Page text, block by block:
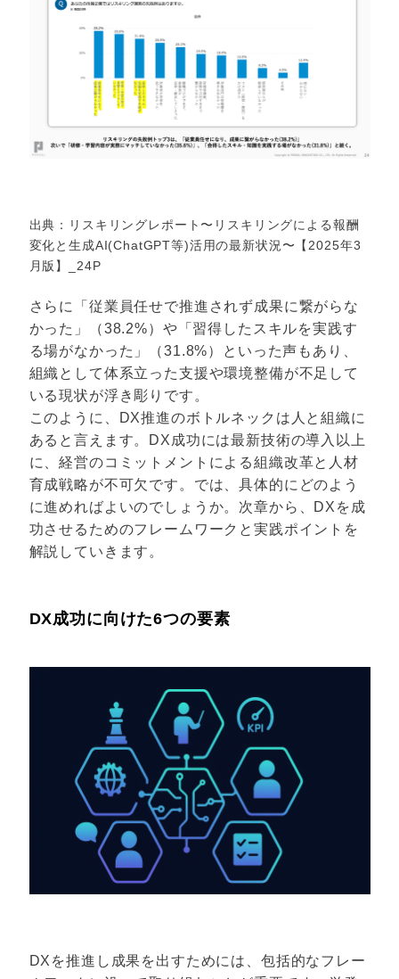
出典：リスキリングレポート〜リスキリングによる報酬
変化と生成AI(ChatGPT等)活用の最新状況〜【2025年3
月版】_24P
さらに「従業員任せで推進されず成果に繋がらな
かった」（38.2%）や「習得したスキルを実践す
る場がなかった」（31.8%）といった声もあり、
組織として体系立った支援や環境整備が不足して
いる現状が浮き彫りです。
このように、DX推進のボトルネックは人と組織に
あると言えます。DX成功には最新技術の導入以上
に、経営のコミットメントによる組織改革と人材
育成戦略が不可欠です。では、具体的にどのよう
に進めればよいのでしょうか。次章から、DXを成
功させるためのフレームワークと実践ポイントを
解説していきます。
DX成功に向けた6つの要素
DXを推進し成果を出すためには、包括的なフレー